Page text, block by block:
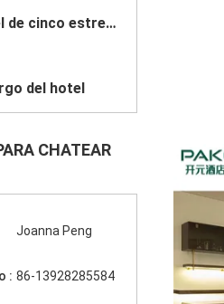
Muebles del hotel de cinco estrellas
del hotel
CHATEAR
Joanna Peng
: 86-13928285584